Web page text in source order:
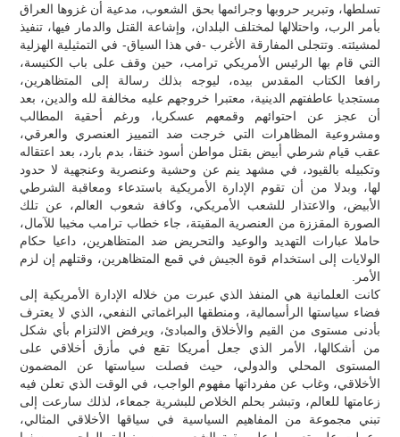
تسلطها، وتبرير حروبها وجرائمها بحق الشعوب، مدعية أن غزوها العراق
بأمر الرب، واحتلالها لمختلف البلدان، وإشاعة القتل والدمار فيها، تنفيذ
لمشيئته. وتتجلى المفارقة الأغرب -في هذا السياق- في التمثيلية الهزلية
التي قام بها الرئيس الأمريكي ترامب، حين وقف على باب الكنيسة،
رافعا الكتاب المقدس بيده، ليوجه بذلك رسالة إلى المتظاهرين،
مستجديا عاطفتهم الدينية، معتبرا خروجهم عليه مخالفة لله والدين، بعد
أن عجز عن احتوائهم وقمعهم عسكريا، ورغم أحقية المطالب
ومشروعية المظاهرات التي خرجت ضد التمييز العنصري والعرقي،
عقب قيام شرطي أبيض بقتل مواطن أسود خنقا، بدم بارد، بعد اعتقاله
وتكبيله بالقيود، في مشهد ينم عن وحشية وعنصرية وعنجهية لا حدود
لها، وبدلا من أن تقوم الإدارة الأمريكية باستدعاء ومعاقبة الشرطي
الأبيض، والاعتذار للشعب الأمريكي، وكافة شعوب العالم، عن تلك
الصورة المقززة من العنصرية المقيتة، جاء خطاب ترامب مخيبا للآمال،
حاملا عبارات التهديد والوعيد والتحريض ضد المتظاهرين، داعيا حكام
الولايات إلى استخدام قوة الجيش في قمع المتظاهرين، وقتلهم إن لزم
الأمر.
كانت العلمانية هي المنفذ الذي عبرت من خلاله الإدارة الأمريكية إلى
فضاء سياستها الرأسمالية، ومنطقها البراغماتي النفعي، الذي لا يعترف
بأدنى مستوى من القيم والأخلاق والمبادئ، ويرفض الالتزام بأي شكل
من أشكالها، الأمر الذي جعل أمريكا تقع في مأزق أخلاقي على
المستوى المحلي والدولي، حيث فصلت سياستها عن المضمون
الأخلاقي، وغاب عن مفرداتها مفهوم الواجب، في الوقت الذي تعلن فيه
زعامتها للعالم، وتبشر بحلم الخلاص للبشرية جمعاء، لذلك سارعت إلى
تبني مجموعة من المفاهيم السياسية في سياقها الأخلاقي المثالي،